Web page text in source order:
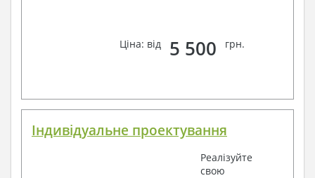
Завжди раді Вам допомогти!
Ціна: від 5 500 грн.
Індивідуальне проектування
Реалізуйте
свою